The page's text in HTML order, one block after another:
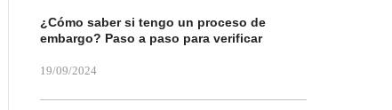
¿Cómo saber si tengo un proceso de
embargo? Paso a paso para verificar
19/09/2024